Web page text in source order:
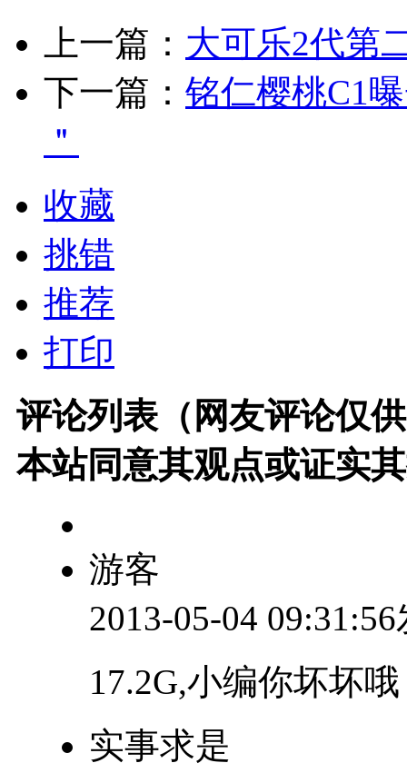
上一篇： 大可乐2代第
下一篇： 铭仁樱桃C1
＂
收藏
挑错
推荐
打印
评论列表（网友评论仅
本站同意其观点或证实
游客
2013-05-04
17.2G,小编你坏坏哦
实事求是